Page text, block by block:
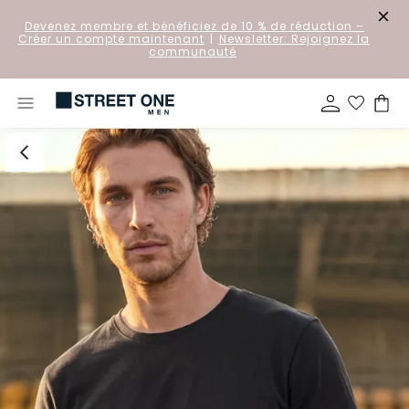
Devenez membre et bénéficiez de 10 % de réduction –
Créer un compte maintenant | Newsletter: Rejoignez la
communauté